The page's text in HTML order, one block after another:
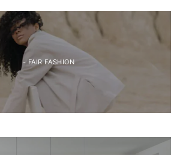
- FAIR FASHION